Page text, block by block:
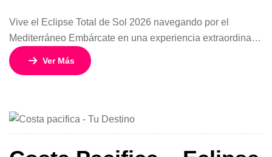
Vive el Eclipse Total de Sol 2026 navegando por el
Mediterráneo Embárcate en una experiencia extraordinaria
a bordo del elegante Costa Pacifica y disfruta del
impresionante Eclipse Total de Sol 2026 desde el corazón
italiana, relajación y la oportunidad única de presenciar
uno […]
Ver Más